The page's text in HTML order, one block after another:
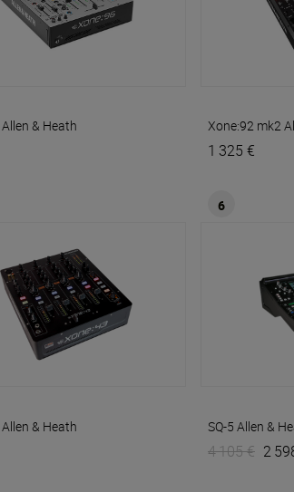
Allen & Heath Xone:92 mk2
1 325 €
Allen & Heath
6
SQ-5 Allen &
4 105 € 2